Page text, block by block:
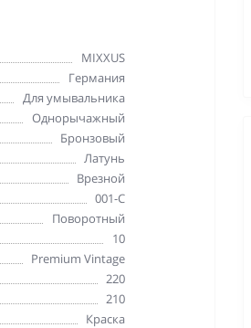
MIXXUS
Германия
Для умывальника
Однорычажный
Бронзовый
Латунь
Врезной
001-C
Поворотный
10
Premium Vintage
220
210
Краска